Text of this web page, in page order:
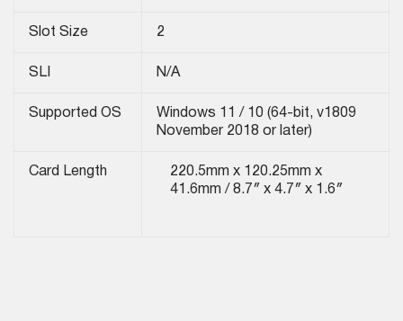
Slot Size 2
SLI N/A
Supported OS
Windows 11 / 10 (64-bit, v1809
November 2018 or later)
Card Length
220.5mm x 120.25mm x
41.6mm / 8.7″ x 4.7″ x 1.6″